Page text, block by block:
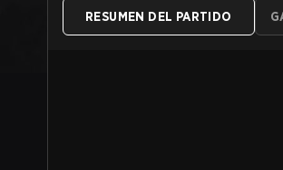
RESUMEN DEL PARTIDO